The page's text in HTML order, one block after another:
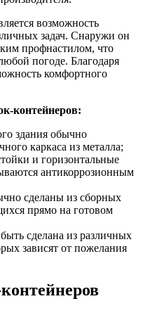
возможность
задач. Снаружи он
профнастилом, что
погоде. Благодаря
комфортного
контейнеров:
здания обычно
каркаса из металла;
и горизонтальные
антикоррозионным
сделаны из сборных
прямо на готовом
сделана из различных
зависят от пожелания